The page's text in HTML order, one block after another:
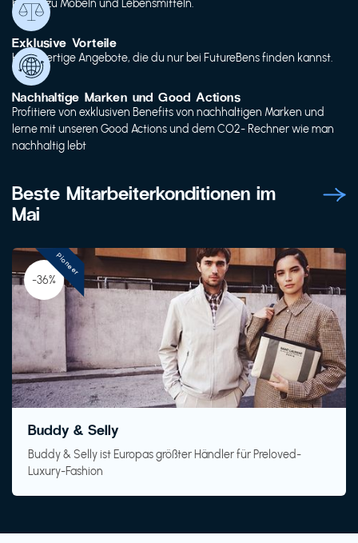
bis hin zu Möbeln und Lebensmitteln.
Exklusive Vorteile
Hochwertige Angebote, die du nur bei FutureBens finden kannst.
Nachhaltige Marken und Good Actions
Profitiere von exklusiven Benefits von nachhaltigen Marken und
lerne mit unseren Good Actions und dem CO2- Rechner wie man
nachhaltig lebt
Beste Mitarbeiterkonditionen im
Mai
-36%
Buddy & Selly
Buddy & Selly ist Europas größter Händler für Preloved-
Luxury-Fashion
Pioneer